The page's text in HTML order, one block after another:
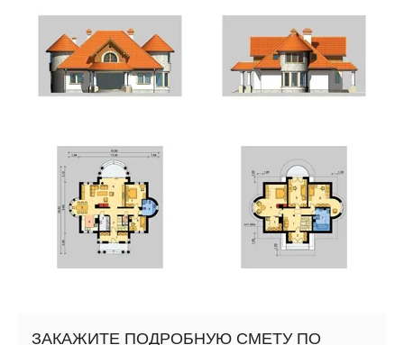
ЗАКАЖИТЕ ПОДРОБНУЮ СМЕТУ ПО